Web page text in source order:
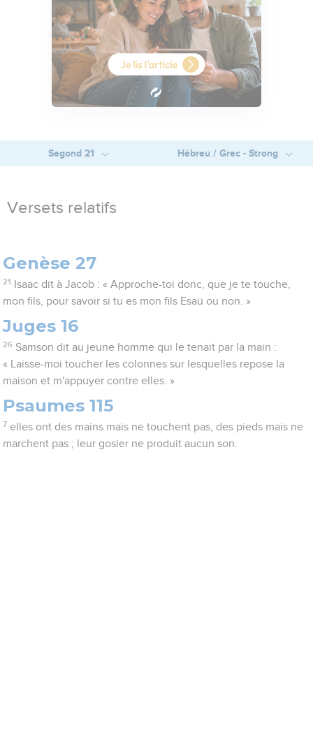
Segond 21 Hébreu / Grec - Strong
Versets relatifs
Genèse 27
21
Isaac dit à Jacob : « Approche-toi donc, que je te touche,
mon fils, pour savoir si tu es mon fils Esaü ou non. »
Juges 16
26 Samson dit au jeune homme qui le tenait par la main :
« Laisse-moi toucher les colonnes sur lesquelles repose la
maison et m'appuyer contre elles. »
Psaumes 115
7 elles ont des mains mais ne touchent pas, des pieds mais ne
marchent pas ; leur gosier ne produit aucun son.